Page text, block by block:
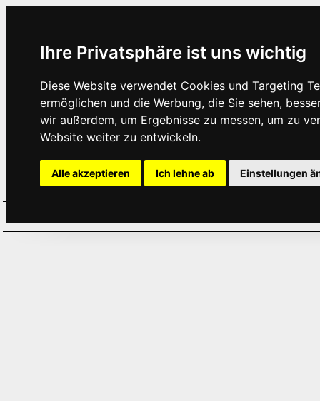
Ihre Privatsphäre ist uns wichtig
Diese Website verwendet Cookies und Targeting
ermöglichen und die Werbung, die Sie sehen,
wir außerdem, um Ergebnisse zu messen, um zu
Website weiter zu entwickeln.
Alle akzeptieren Ich lehne ab Einstellungen